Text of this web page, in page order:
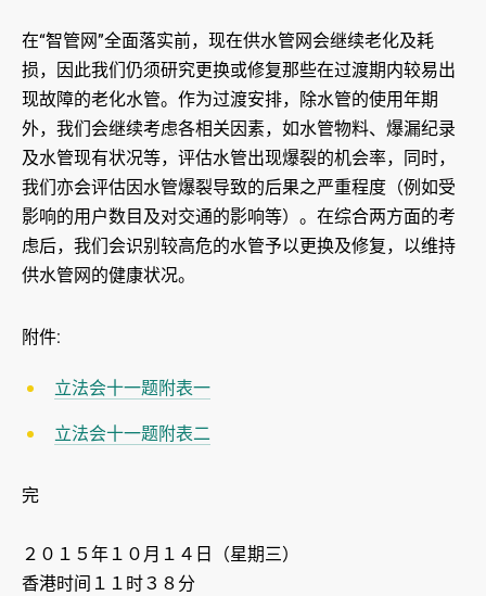
在“智管网”全面落实前，现在供水管网会继续老化及耗
损，因此我们仍须研究更换或修复那些在过渡期内较易出
现故障的老化水管。作为过渡安排，除水管的使用年期
外，我们会继续考虑各相关因素，如水管物料、爆漏纪录
及水管现有状况等，评估水管出现爆裂的机会率，同时，
我们亦会评估因水管爆裂导致的后果之严重程度（例如受
影响的用户数目及对交通的影响等）。在综合两方面的考
虑后，我们会识别较高危的水管予以更换及修复，以维持
供水管网的健康状况。
附件:
立法会十一题附表一
立法会十一题附表二
完
２０１５年１０月１４日（星期三）
香港时间１１时３８分